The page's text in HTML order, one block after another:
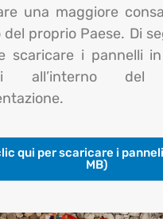
una maggiore
del proprio Paese. Di
scaricare i pannelli
all’interno
qui per scaricare i
MB)